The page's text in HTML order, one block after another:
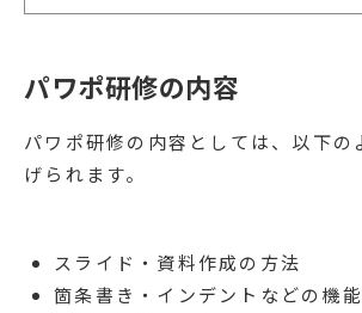
パワポ研修の内容
パワポ研修の内容としては、以下の
げられます。
スライド・資料作成の方法
箇条書き・インデントなどの機能